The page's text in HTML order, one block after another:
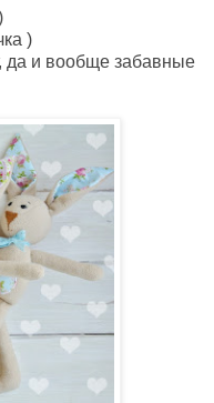
)
да и вообще забавные